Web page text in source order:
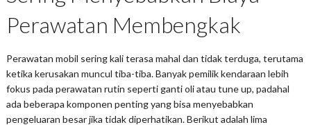
Perawatan Membengkak
Perawatan mobil sering kali terasa mahal dan tidak terduga, terutama
ketika kerusakan muncul tiba-tiba. Banyak pemilik kendaraan lebih
fokus pada perawatan rutin seperti ganti oli atau tune up, padahal
ada beberapa komponen penting yang bisa menyebabkan
pengeluaran besar jika tidak diperhatikan. Berikut adalah lima